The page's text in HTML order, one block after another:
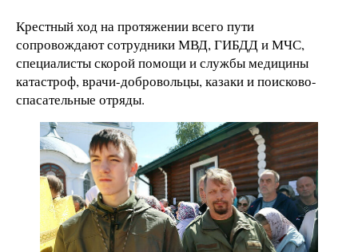
Крестный ход на протяжении всего пути
сопровождают сотрудники МВД, ГИБДД и МЧС,
специалисты скорой помощи и службы медицины
катастроф, врачи-добровольцы, казаки и поисково-
спасательные отряды.